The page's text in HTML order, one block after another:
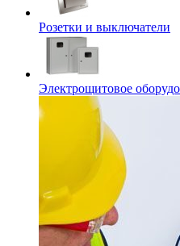
Розетки и выключатели
Электрощитовое